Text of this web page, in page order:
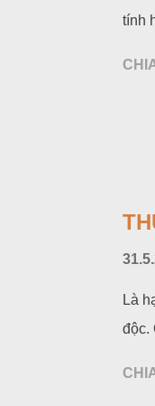
tính
Là
độc.